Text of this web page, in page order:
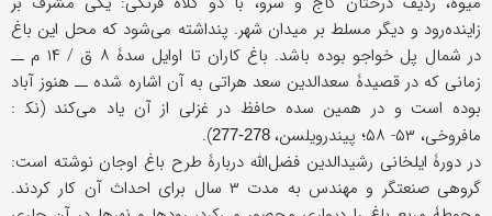
زاینده‌رود و دیگر مسلط بر میدان شهر. پنداشته می‌شود که محل این باغ
در شمال پل خواجو بوده باشد. باغ کاران تا اوایل سدۀ ۸ ق / ۱۴ م ــ
زمانی که در قصیدۀ سعدالدین سعد هراتی به آن اشاره شده ــ هنوز آباد
بوده است و در همین سده حافظ در غزلی از آن یاد می‌کند (ﻧﻜ :
مافروخی، ۵۳- ۵۸؛ پیندرویلسن،
).
در دورۀ ایلخانی رشیدالدین فضل‌الله دربارۀ طرح باغ اوجان نوشته است:
گروهی صنعتگر و مهندس به مدت ۳ سال برای احداث آن کار کردند.